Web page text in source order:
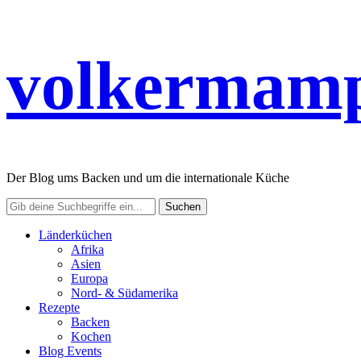
Der Blog ums Backen und um die internationale Küche
Länderküchen
Afrika
Asien
Europa
Nord- & Südamerika
Rezepte
Backen
Kochen
Blog Events